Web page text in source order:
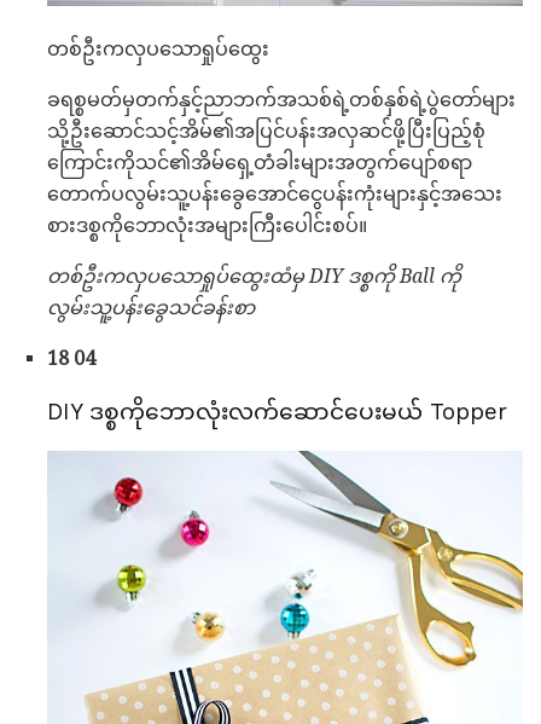
တစ်ဦးကလှပသောရှုပ်ထွေး
ခရစ္စမတ်မှတက်နှင့်ညာဘက်အသစ်ရဲ့တစ်နှစ်ရဲ့ပွဲတော်များ
သို့ဦးဆောင်သင့်အိမ်၏အပြင်ပန်းအလှဆင်ဖို့ပြီးပြည့်စုံ
ကြောင်းကိုသင်၏အိမ်ရှေ့တံခါးများအတွက်ပျော်စရာ
တောက်ပလွမ်းသူ့ပန်းခွေအောင်ငွေပန်းကုံးများနှင့်အသေး
စားဒစ္စကိုဘောလုံးအများကြီးပေါင်းစပ်။
တစ်ဦးကလှပသောရှုပ်ထွေးထံမှ DIY ဒစ္စကို Ball ကို
လွမ်းသူ့ပန်းခွေသင်ခန်းစာ
18 04
DIY ဒစ္စကိုဘောလုံးလက်ဆောင်ပေးမယ် Topper